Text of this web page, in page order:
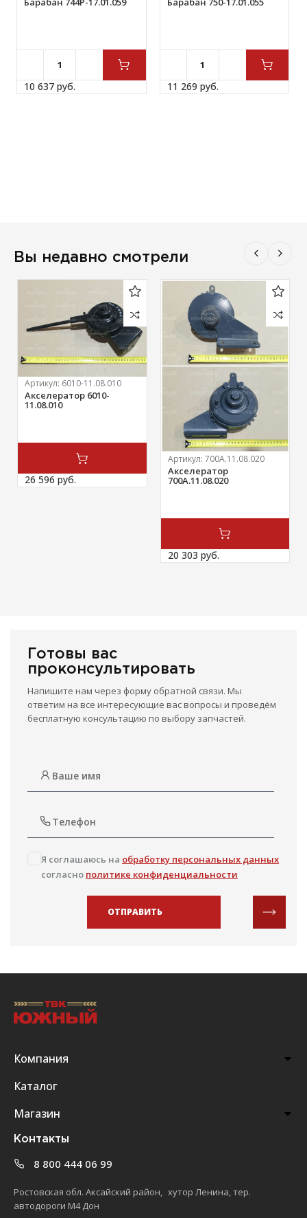
10 637 руб. 11 269 руб.
Вы недавно смотрели
Артикул: 6010-11.08.010
Акселератор 6010-
11.08.010
26 596 руб.
Артикул: 700А.11.08.020
Акселератор
700А.11.08.020
20 303 руб.
Готовы вас
проконсультировать
Напишите нам через форму обратной связи. Мы
ответим на все интересующие вас вопросы и проведём
бесплатную консультацию по выбору запчастей.
Я соглашаюсь на обработку персональных данных
согласно политике конфиденциальности
ОТПРАВИТЬ
Компания
Каталог
Магазин
Контакты
8 800 444 06 99
Ростовская обл. Аксайский район, хутор Ленина, тер.
автодороги М4 Дон